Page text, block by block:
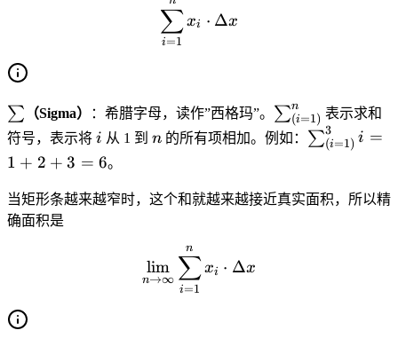
{
b
^
^
tx
i=1
∑xi ⋅ Δx
\
s
u
m
∑ （Sigma） ：希腊字母，读作”西格玛”。 \
s
u
_
{
∑(i=1)
n
表示求和
符号，表示将 i
i 从 1 到 n
n 的所有项相加。例如： \
m
∑(i=1)
3 i =
1 + 2 + 3 = 6。
当矩形条越来越窄时，这个和就越来越接近真实面积，所以精
确面积是
\lim_{n \to \infty}
n→∞
lim
i=1
∑
n
xi ⋅ Δx